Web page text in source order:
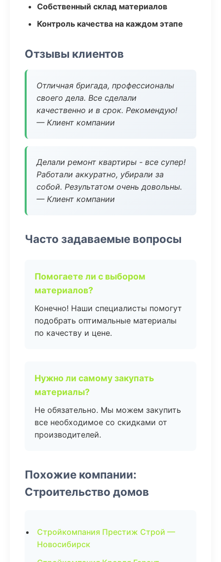
Собственный склад материалов
Контроль качества на каждом этапе
Отзывы клиентов
Отличная бригада, профессионалы
своего дела. Все сделали
качественно и в срок. Рекомендую!
— Клиент компании
Делали ремонт квартиры - все супер!
Работали аккуратно, убирали за
собой. Результатом очень довольны.
— Клиент компании
Часто задаваемые вопросы
Помогаете ли с выбором
материалов?
Конечно! Наши специалисты помогут
подобрать оптимальные материалы
по качеству и цене.
Нужно ли самому закупать
материалы?
Не обязательно. Мы можем закупить
все необходимое со скидками от
производителей.
Похожие компании:
Строительство домов
Стройкомпания Престиж Строй —
Новосибирск